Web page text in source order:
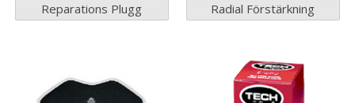
Reparations Plugg Radial Förstärkning